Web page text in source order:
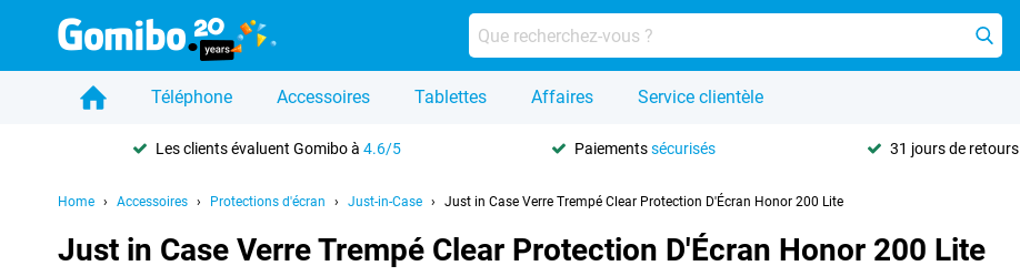
Téléphone Accessoires Tablettes Affaires Service clientèle
Les clients évaluent Gomibo à4.6/5 Paiementssécurisés 31 jours de retours
Home Accessoires Protections d'écran Just-in-Case Just in Case Verre Trempé Clear Protection D'Écran Honor 200 Lite
Just in Case Verre Trempé Clear Protection D'Écran Honor 200 Lite